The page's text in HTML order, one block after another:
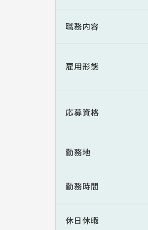
職務内容
雇用形態
応募資格
勤務地
勤務時間
休日休暇